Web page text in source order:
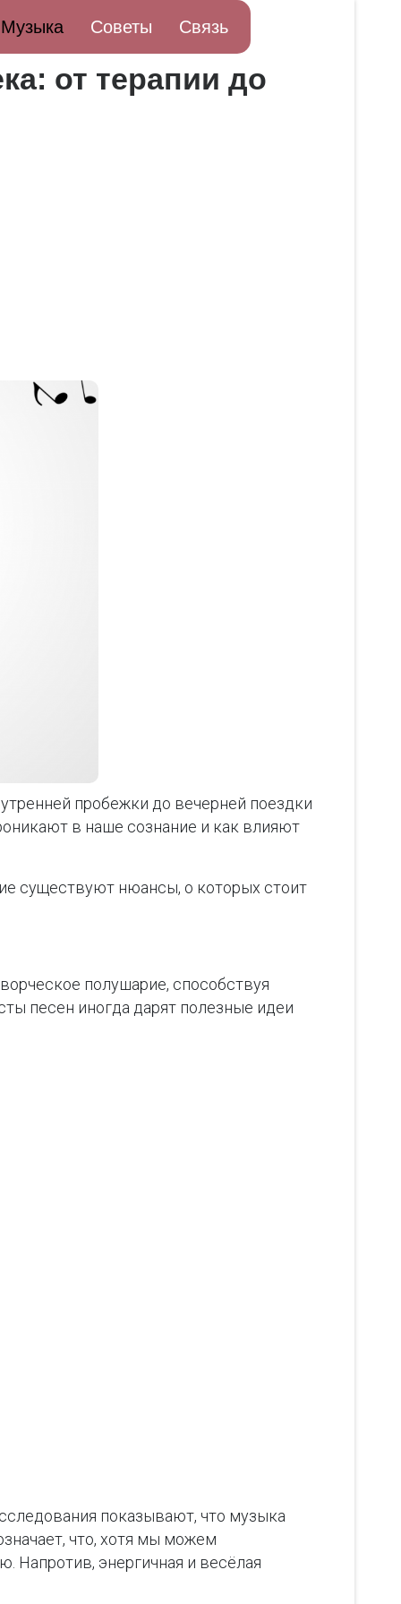
Музыка Советы Связь
от терапии до
пробежки до вечерней поездки
в наше сознание и как влияют
существуют нюансы, о которых стоит
полушарие, способствуя
песен иногда дарят полезные идеи
показывают, что музыка
что, хотя мы можем
Напротив, энергичная и весёлая